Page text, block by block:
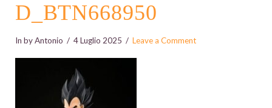
D_BTN668950
In by Antonio 4 Luglio 2025 Leave a Comment